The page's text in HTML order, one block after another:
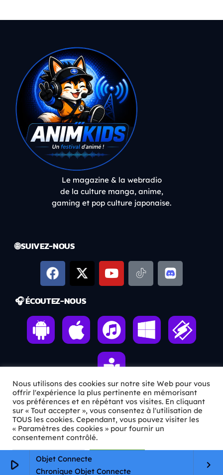
play_arrow
Objet Connecte
Chronique Objet Connecte
keyboard_arrow_right
Le magazine & la webradio
de la culture manga, anime,
gaming et pop culture japonaise.
🌐 SUIVEZ-NOUS
🎧 ÉCOUTEZ-NOUS
ℹ️ INFOS PRATIQUES
✉️Contact
🦊Qui sommes-nous ?
📄
Mentions légales
Nous utilisons des cookies sur notre site Web pour vous
offrir l'expérience la plus pertinente en mémorisant
vos préférences et en répétant vos visites. En cliquant
sur « Tout accepter », vous consentez à l'utilisation de
TOUS les cookies. Cependant, vous pouvez visiter les
« Paramètres des cookies » pour fournir un
consentement contrôlé.
Paramètres Cookie